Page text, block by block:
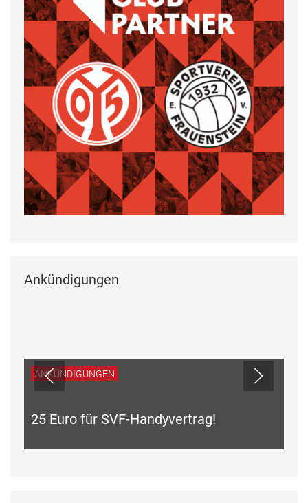
Ankündigungen
ANKÜNDIGUNGEN
25 Euro für SVF-Handyvertrag!